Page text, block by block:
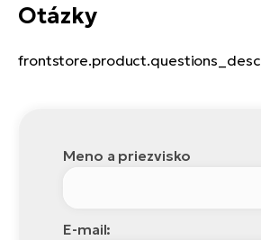
Otázky
frontstore.product.questions_desc
Meno a priezvisko
E-mail: